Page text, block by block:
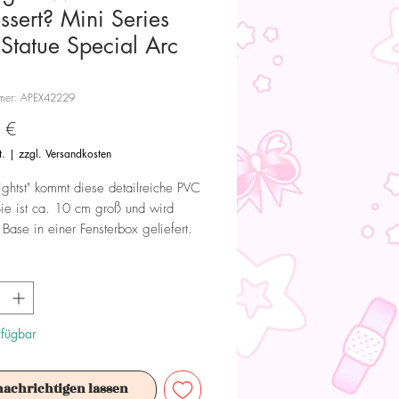
Mini Series
Special Arc
APEX42229
€Preis
| zzgl. Versandkosten
kommt diese detailreiche PVC
ist ca. 10 cm groß und wird
in einer Fensterbox geliefert.
Produkt ist kein Spielzeug.
Sammler ab 15+ Jahren geeignet.
lassen